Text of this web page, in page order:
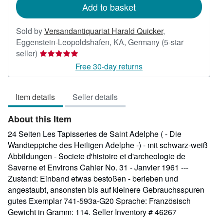
Add to basket
Sold byVersandantiquariat Harald Quicker,
Eggenstein-Leopoldshafen, KA, Germany (5-star
seller) Seller
5
of
5
stars
Free 30-day returns
Item details Seller details
About this Item
24 Seiten Les Tapisseries de Saint Adelphe ( - Die
Wandteppiche des Heiligen Adelphe -) - mit schwarz-weiß
Abbildungen - Societe d'histoire et d'archeologie de
Saverne et Environs Cahier No. 31 - Janvier 1961 ---
Zustand: Einband etwas bestoßen - berieben und
angestaubt, ansonsten bis auf kleinere Gebrauchsspuren
gutes Exemplar 741-593a-G20 Sprache: Französisch
Gewicht in Gramm: 114. Seller Inventory # 46267